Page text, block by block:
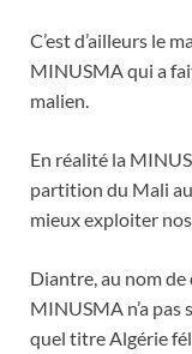
C’est d’ailleurs le
MINUSMA qui a
malien.
En réalité la
partition du Mali
mieux exploiter
Diantre, au nom de
MINUSMA n’a pas
quel titre Algérie